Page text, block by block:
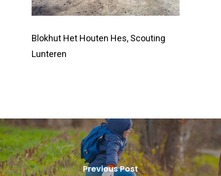
Blokhut Het Houten Hes, Scouting
Lunteren
Previous Post